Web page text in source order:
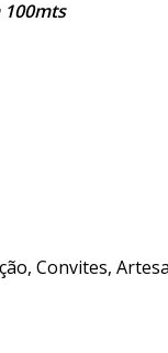
100mts
Convites,